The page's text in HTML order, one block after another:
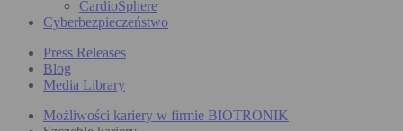
CardioSphere
Cyberbezpieczeństwo
Press Releases
Blog
Media Library
Możliwości kariery w firmie BIOTRONIK